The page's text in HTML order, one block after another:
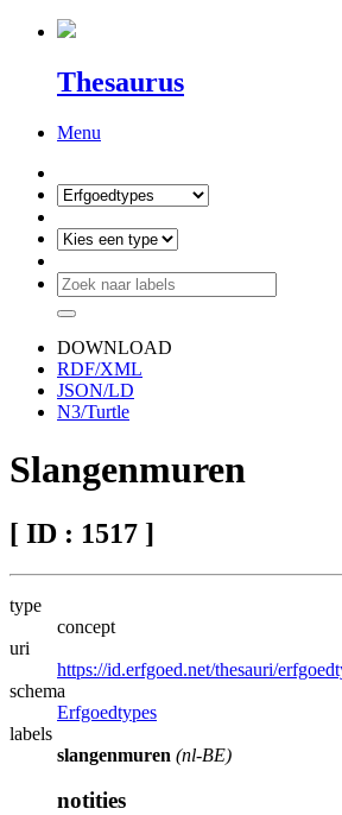
Thesaurus
Menu
DOWNLOAD
RDF/XML
JSON/LD
N3/Turtle
Slangenmuren
[ ID : 1517 ]
type
concept
uri
https://id.erfgoed.net/thesauri/
schema
Erfgoedtypes
labels
slangenmuren (nl-BE)
notities